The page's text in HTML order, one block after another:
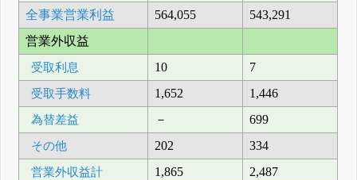
全事業営業利益 564,055
543,291
営業外収益
受取利息
10
7
受取手数料
1,652
1,446
為替差益
－
699
その他
202
334
営業外収益計
1,865
2,487